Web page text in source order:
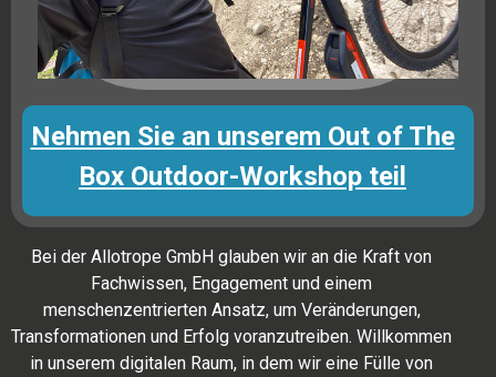
Nehmen Sie an unserem Out of The
Box Outdoor-Workshop teil
Bei der Allotrope GmbH glauben wir an die Kraft von
Fachwissen, Engagement und einem
menschenzentrierten Ansatz, um Veränderungen,
Transformationen und Erfolg voranzutreiben. Willkommen
in unserem digitalen Raum, in dem wir eine Fülle von